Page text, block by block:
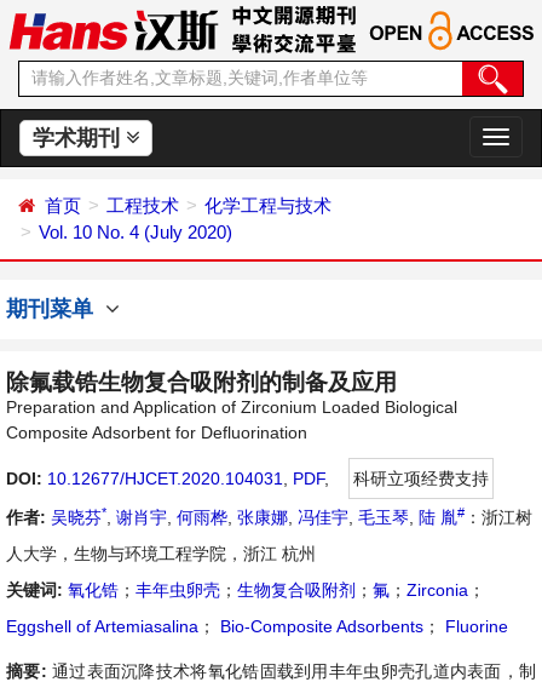
学术期刊
切
换
首页 工程技术
化学工程与技术
Vol. 10 No. 4 (July 2020)
期刊菜单
除氟载锆生物复合吸附剂的制备及应用
Preparation and Application of Zirconium Loaded Biological
Composite Adsorbent for Defluorination
DOI: 10.12677/HJCET.2020.104031 PDF,
科研立项经费支持
作者: 吴晓芬* 谢肖宇 何雨桦 张康娜 冯佳宇 毛玉琴 陆 胤# ：浙江树
人大学，生物与环境工程学院，浙江 杭州
关键词: 氧化锆 ； 丰年虫卵壳 ； 生物复合吸附剂 ； 氟 ； Zirconia ；
Eggshell of Artemiasalina ； Bio-Composite Adsorbents ； Fluorine
摘要: 通过表面沉降技术将氧化锆固载到用丰年虫卵壳孔道内表面，制